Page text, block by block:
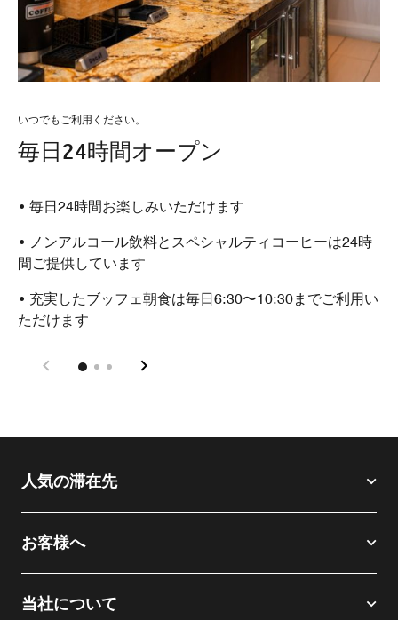
いつでもご利用ください。
毎日24時間オープン
• 毎日24時間お楽しみいただけます
• ノンアルコール飲料とスペシャルティコーヒーは24時
間ご提供しています
• 充実したブッフェ朝食は毎日6:30〜10:30までご利用い
ただけます
人気の滞在先
お客様へ
当社について